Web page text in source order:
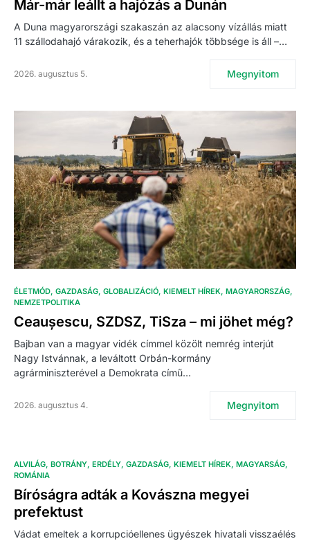
Már-már leállt a hajózás a Dunán
A Duna magyarországi szakaszán az alacsony vízállás miatt
11 szállodahajó várakozik, és a teherhajók többsége is áll –…
2026. augusztus 5. Megnyitom
ÉLETMÓD GAZDASÁG GLOBALIZÁCIÓ KIEMELT HÍREK MAGYARORSZÁG
NEMZETPOLITIKA
Ceaușescu, SZDSZ, TiSza – mi jöhet még?
Bajban van a magyar vidék címmel közölt nemrég interjút
Nagy Istvánnak, a leváltott Orbán-kormány
agrárminiszterével a Demokrata című…
2026. augusztus 4. Megnyitom
ALVILÁG BOTRÁNY ERDÉLY GAZDASÁG KIEMELT HÍREK MAGYARSÁG
ROMÁNIA
Bíróságra adták a Kovászna megyei
prefektust
Vádat emeltek a korrupcióellenes ügyészek hivatali visszaélés